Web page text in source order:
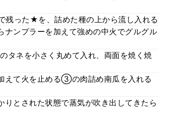
った★を、詰めた種の上から流し入れる
ナンプラーを加えて強めの中火でグルグル
タネを小さく丸めて入れ、両面を焼く焼
えて火を止める③の肉詰め南瓜を入れる
とされた状態で蒸気が吹き出してきたら